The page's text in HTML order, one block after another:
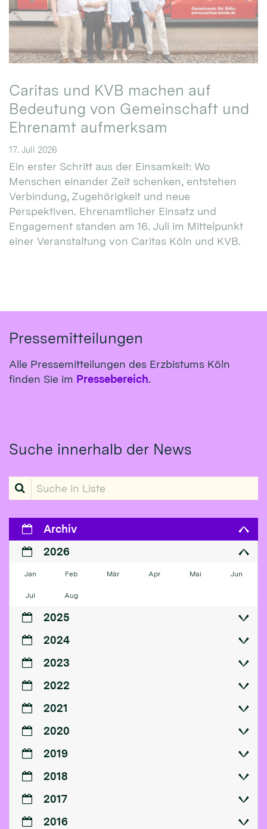
Caritas und KVB machen auf
Bedeutung von Gemeinschaft und
Ehrenamt aufmerksam
17. Juli 2026
Ein erster Schritt aus der Einsamkeit: Wo
Menschen einander Zeit schenken, entstehen
Verbindung, Zugehörigkeit und neue
Perspektiven. Ehrenamtlicher Einsatz und
Engagement standen am 16. Juli im Mittelpunkt
einer Veranstaltung von Caritas Köln und KVB.
Pressemitteilungen
Alle Pressemitteilungen des Erzbistums Köln
finden Sie im Pressebereich.
Suche innerhalb der News
Suche in Liste
Archiv
2026
Jan Feb Mär Apr Mai Jun
Jul Aug
2025
2024
2023
2022
2021
2020
2019
2018
2017
2016